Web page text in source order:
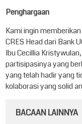
Penghargaan
Kami ingin
CRES Head dari Bank
Ibu Cecillia
partisipasinya yang
yang telah hadir yang
kolaborasi yang solid
BACAAN LAINNYA